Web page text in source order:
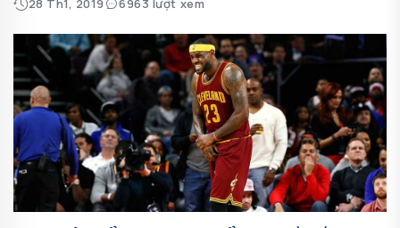
28 Th1, 2019 6963 lượt xem